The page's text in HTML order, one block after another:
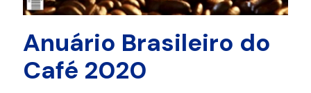
Anuário Brasileiro do
Café 2020